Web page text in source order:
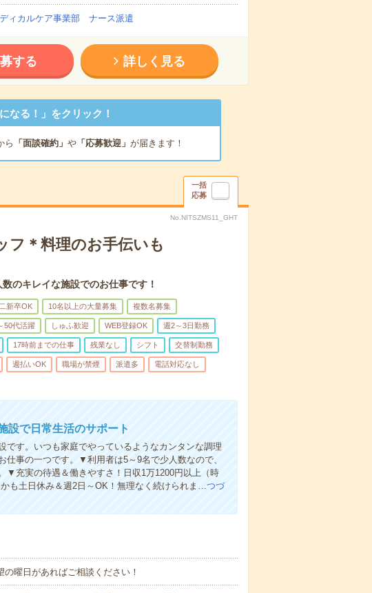
ィカルケア事業部 ナース派遣
する 詳しく見る
なる！」をクリック！
ら 「面談確約」 や「応募歓迎」 が届きます！
一括
応募
No.NITSZMS11_GHT
フ＊料理のお手伝いも
キレイな施設でのお仕事です！
新卒OK 10名以上の大量募集 複数名募集
50代活躍 しゅふ歓迎 WEB登録OK 週2～3日勤務
17時前までの仕事 残業なし シフト 交替制勤務
週払いOK 職場が禁煙 派遣多 電話対応なし
で日常生活のサポート
す。いつも家庭でやっているようなカンタンな調理
事の一つです。▼利用者は5～9名で少人数なので、
▼充実の待遇＆働きやすさ！日収1万1200円以上（時
も土日休み＆週2日～OK！無理なく続けられま…つづ
曜日があればご相談ください！